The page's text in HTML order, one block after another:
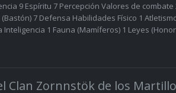
9 Espíritu 7 Percepción Valores de combate
7 Defensa Habilidades Físico 1
1 Fauna (Mamíferos) 1 Leyes (Honor
Clan Zornnstök de los